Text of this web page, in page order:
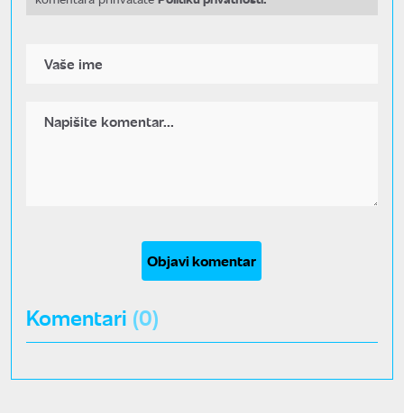
Objavi komentar
Komentari (0)